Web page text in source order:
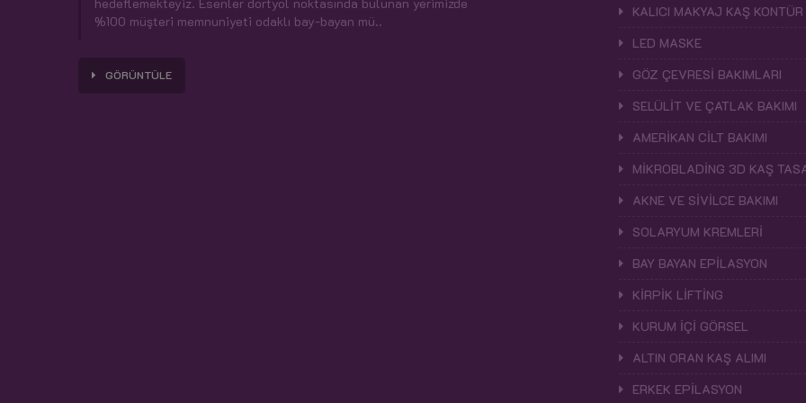
%100 müşteri memnuniyeti odaklı bay-bayan mü..
GÖRÜNTÜLE
KALICI MAKYAJ KAŞ KONTÜR
LED MASKE
GÖZ ÇEVRESİ BAKIMLARI
SELÜLİT VE ÇATLAK BAKIMI
AMERİKAN CİLT BAKIMI
MİKROBLADİNG 3D KAŞ
AKNE VE SİVİLCE BAKIMI
SOLARYUM KREMLERİ
BAY BAYAN EPİLASYON
KİRPİK LİFTİNG
KURUM İÇİ GÖRSEL
ALTIN ORAN KAŞ ALIMI
ERKEK EPİLASYON